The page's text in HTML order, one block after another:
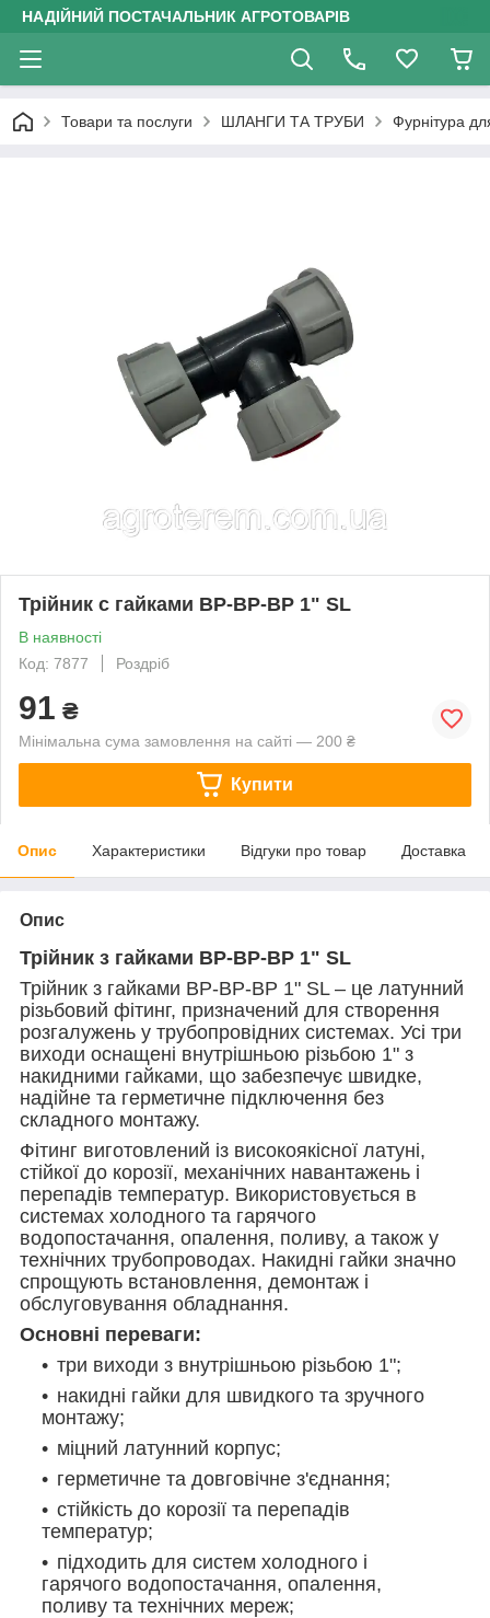
НАДІЙНИЙ ПОСТАЧАЛЬНИК АГРОТОВАРІВ
Товари та послуги ШЛАНГИ ТА ТРУБИ Фурнітура
Трійник с гайками ВР-ВР-ВР 1" SL
В наявності
Код: 7877
Роздріб
91 ₴
Мінімальна сума замовлення на сайті — 200 ₴
Купити
Опис Характеристики Відгуки про товар Доставка
Опис
Трійник з гайками ВР-ВР-ВР 1" SL
Трійник з гайками ВР-ВР-ВР 1" SL – це латунний
різьбовий фітинг, призначений для створення
розгалужень у трубопровідних системах. Усі три
виходи оснащені внутрішньою різьбою 1" з
накидними гайками, що забезпечує швидке,
надійне та герметичне підключення без
складного монтажу.
Фітинг виготовлений із високоякісної латуні,
стійкої до корозії, механічних навантажень і
перепадів температур. Використовується в
системах холодного та гарячого
водопостачання, опалення, поливу, а також у
технічних трубопроводах. Накидні гайки значно
спрощують встановлення, демонтаж і
обслуговування обладнання.
Основні переваги:
три виходи з внутрішньою різьбою 1";
накидні гайки для швидкого та зручного
монтажу;
міцний латунний корпус;
герметичне та довговічне з'єднання;
стійкість до корозії та перепадів
температур;
підходить для систем холодного і
гарячого водопостачання, опалення,
поливу та технічних мереж;